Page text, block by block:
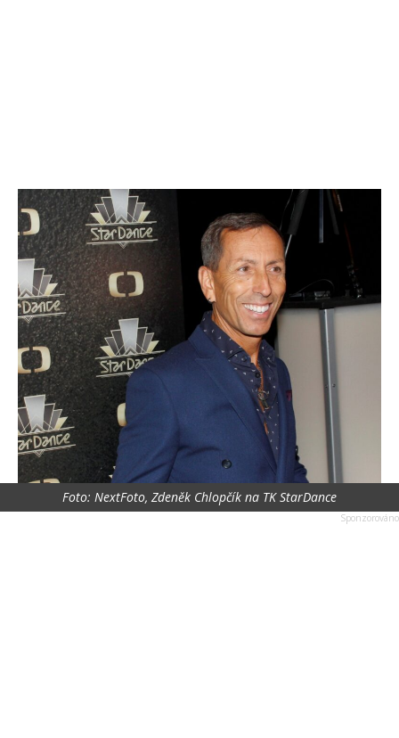
Foto: NextFoto, Zdeněk Chlopčík na TK StarDance